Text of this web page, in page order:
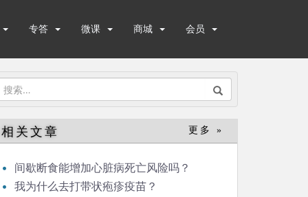
专答 微课 商城 会员
搜
：
相关文章 更多 »
间歇断食能增加心脏病死亡风险吗？
我为什么去打带状疱疹疫苗？